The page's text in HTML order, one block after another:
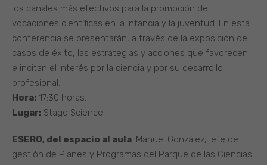
los canales más efectivos para la promoción de
vocaciones científicas en la infancia y la juventud. En esta
conferencia se presentarán, a través de la exposición de
casos de éxito, las estrategias y acciones que favorecen
e incitan el interés por la ciencia y por su desarrollo
profesional.
Hora: 17:30 horas.
Lugar: Stage Science.
ESERO, del espacio al aula. Manuel González, jefe de
gestión de Planes y Programas del Parque de las Ciencias.